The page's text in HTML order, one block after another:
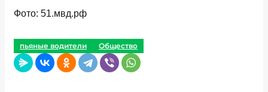
Фото: 51.мвд.рф
пьяные водители Общество